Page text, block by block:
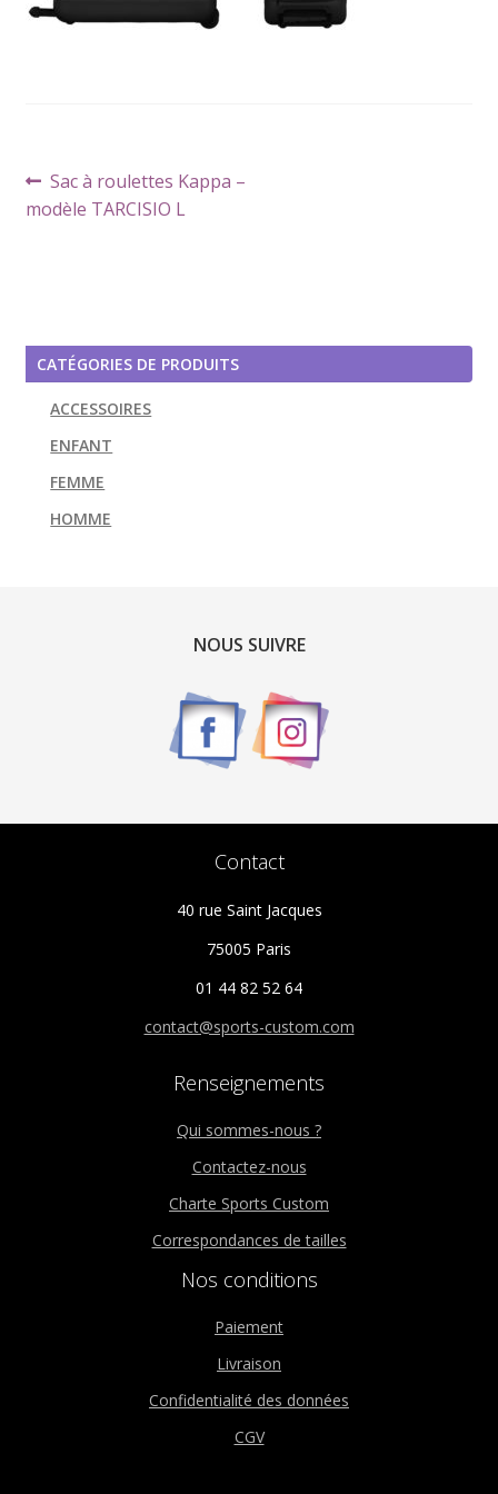
Navigation
de
Article
précédent :
Sac à roulettes Kappa –
modèle TARCISIO L
CATÉGORIES DE PRODUITS
ACCESSOIRES
ENFANT
FEMME
HOMME
NOUS SUIVRE
Contact
40 rue Saint Jacques
75005 Paris
01 44 82 52 64
contact@sports-custom.com
Renseignements
Qui sommes-nous ?
Contactez-nous
Charte Sports Custom
Correspondances de tailles
Nos conditions
Paiement
Livraison
Confidentialité des données
CGV